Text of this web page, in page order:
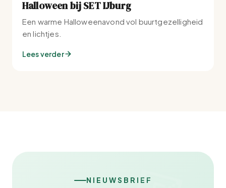
Halloween bij SET IJburg
Een warme Halloweenavond vol buurtgezelligheid
en lichtjes.
Lees verder
NIEUWSBRIEF